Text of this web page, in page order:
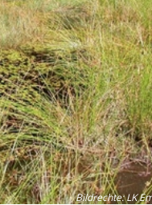
Bildrechte:LK